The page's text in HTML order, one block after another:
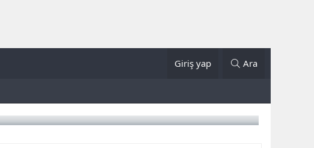
Giriş yap Ara